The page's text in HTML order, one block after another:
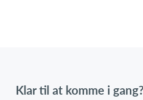
Klar til at komme i gang?